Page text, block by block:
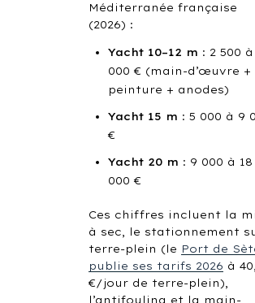
Méditerranée française
(2026) :
Yacht 10–12 m : 2 500 à
000 € (main-d’œuvre +
peinture + anodes)
Yacht 15 m : 5 000 à 9
€
Yacht 20 m : 9 000 à 18
000 €
Ces chiffres incluent la
à sec, le stationnement
terre-plein (le Port de
publie ses tarifs 2026 à
€/jour de terre-plein),
l’antifouling et la main-